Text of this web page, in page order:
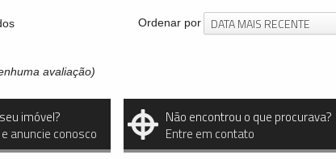
Ordenar por DATA MAIS RECENTE
avaliação)
imóvel?
anuncie conosco
Não encontrou o que procurava?
Entre em contato